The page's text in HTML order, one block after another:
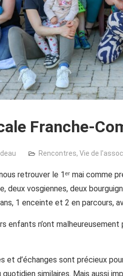
Franche-
Rencontres, Vie de
retrouver le 1ᵉʳ mai comme
deux vosgiennes, deux
1 enceinte et 2 en parcours,
enfants n’ont
et d’échanges sont précieux
similaires. Mais aussi